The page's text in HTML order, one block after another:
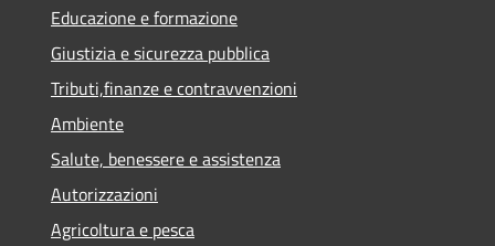
Educazione e formazione
Giustizia e sicurezza pubblica
Tributi,finanze e contravvenzioni
Ambiente
Salute, benessere e assistenza
Autorizzazioni
Agricoltura e pesca